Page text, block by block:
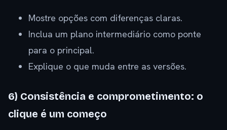
Mostre opções com diferenças claras.
Inclua um plano intermediário como ponte
para o principal.
Explique o que muda entre as versões.
6) Consistência e comprometimento: o
clique é um começo